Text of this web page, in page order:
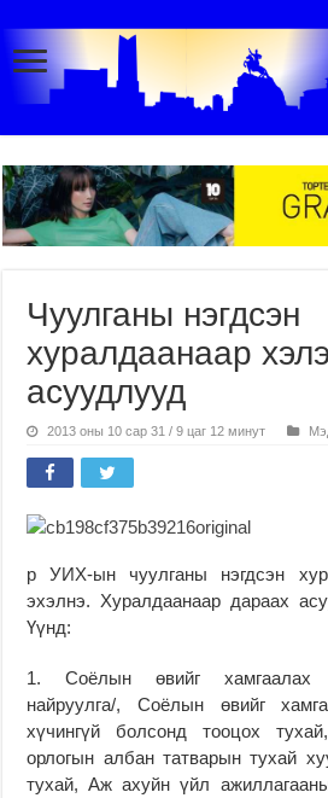
Чуулганы нэгдсэн
хуралдаанаар
асуудлууд
2013 оны 10 сар 31 / 9 цаг 12 минут
р УИХ-ын чуулганы нэгдсэн
эхэлнэ. Хуралдаанаар дараах
Үүнд:
1. Соёлын өвийг хамгаалах
найруулга/, Соёлын өвийг
хүчингүй болсонд тооцох
орлогын албан татварын тухай
тухай, Аж ахуйн үйл